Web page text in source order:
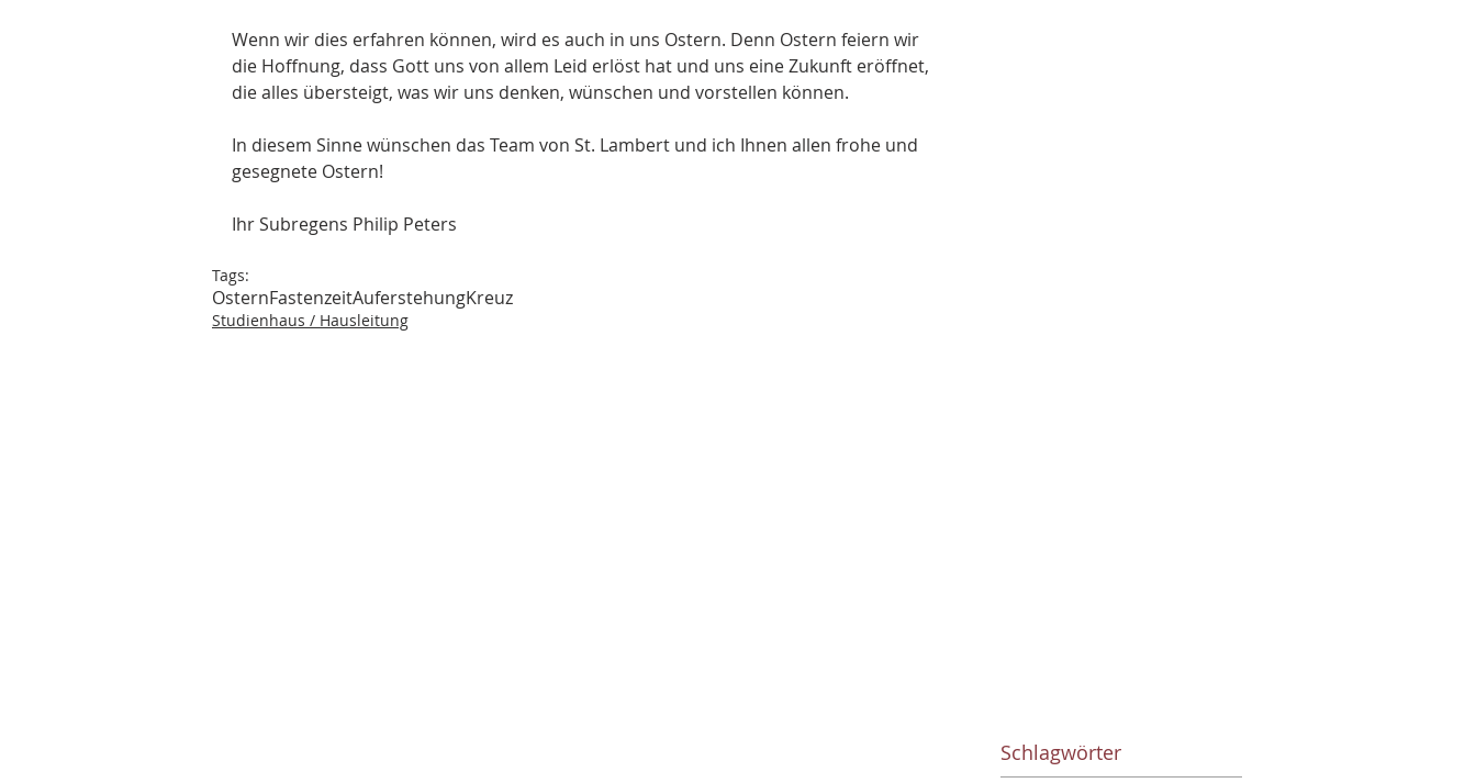
Wenn wir dies erfahren können, wird es auch in uns Ostern. Denn Ostern feiern wir
die Hoffnung, dass Gott uns von allem Leid erlöst hat und uns eine Zukunft eröffnet,
die alles übersteigt, was wir uns denken, wünschen und vorstellen können.
In diesem Sinne wünschen das Team von St. Lambert und ich Ihnen allen frohe und
gesegnete Ostern!
Ihr Subregens Philip Peters
Tags:
OsternFastenzeitAuferstehungKreuz
Studienhaus / Hausleitung
Schlagwörter